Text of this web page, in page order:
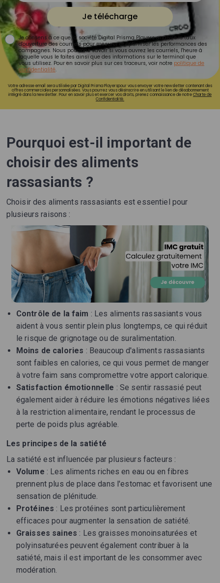
Je télécharge
Je consens à ce que la société Digital Prisma Players analyse le taux
d'ouverture des courriels pour mesurer et optimiser les performances des
campagnes. Nous pourrons savoir si vous ouvrez les courriels, l'heure à
laquelle vous le faites ainsi que des informations sur le terminal que
vous utilisez. Pour en savoir plus sur ces traceurs, voir notre politique de
confidentialité.
Votre adresse email sera utilisée par Digital Prisma Playerspour vous envoyer votre newsletter contenant des
offres commerciales personnalisées. Vous pourrez vous désinscrire en utilisant le lien de désabonnement
intégré dans la newsletter. Pour en savoir plus et exercer vos droits, prenez connaissance de notreCharte de
Confidentialité.
Pourquoi est-il important de
choisir des aliments
rassasiants ?
Choisir des aliments rassasiants est essentiel pour
plusieurs raisons :
Contrôle de la faim : Les aliments rassasiants vous
aident à vous sentir plein plus longtemps, ce qui réduit
le risque de grignotage ou de suralimentation.
Moins de calories : Beaucoup d'aliments rassasiants
sont faibles en calories, ce qui vous permet de manger
à votre faim sans compromettre votre apport calorique.
Satisfaction émotionnelle : Se sentir rassasié peut
également aider à réduire les émotions négatives liées
à la restriction alimentaire, rendant le processus de
perte de poids plus agréable.
Les principes de la satiété
La satiété est influencée par plusieurs facteurs :
Volume : Les aliments riches en eau ou en fibres
prennent plus de place dans l'estomac et favorisent une
sensation de plénitude.
Protéines : Les protéines sont particulièrement
efficaces pour augmenter la sensation de satiété.
Graisses saines : Les graisses monoinsaturées et
polyinsaturées peuvent également contribuer à la
satiété, mais il est important de les consommer avec
modération.